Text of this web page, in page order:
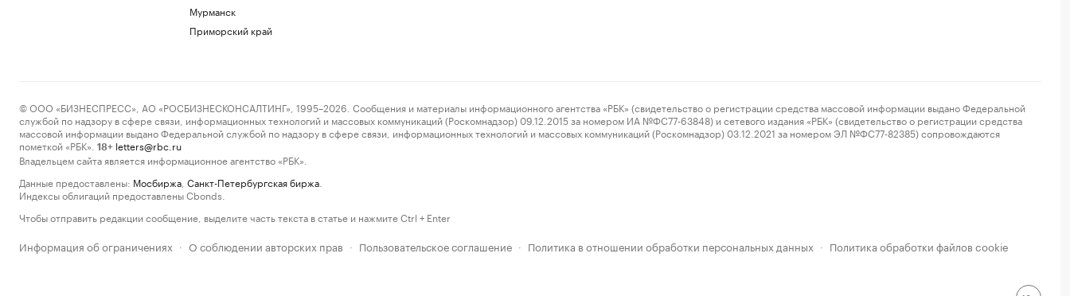
Мурманск
Приморский край
© ООО «БИЗНЕСПРЕСС», АО «РОСБИЗНЕСКОНСАЛТИНГ», 1995–2026. Сообщения и материалы информационного агентства «РБК» (свидетельство о регистрации средства массовой информации выдано Федеральной
службой по надзору в сфере связи, информационных технологий и массовых коммуникаций (Роскомнадзор) 09.12.2015 за номером ИА №ФС77-63848) и сетевого издания «РБК» (свидетельство о регистрации средства
массовой информации выдано Федеральной службой по надзору в сфере связи, информационных технологий и массовых коммуникаций (Роскомнадзор) 03.12.2021 за номером ЭЛ №ФС77-82385) сопровождаются
пометкой «РБК».
18+ letters@rbc.ru
Владельцем сайта является информационное агентство «РБК».
Данные предоставлены: Мосбиржа Санкт-Петербургская биржа
Индексы облигаций предоставлены Cbonds.
Чтобы отправить редакции сообщение, выделите часть текста в статье и нажмите Ctrl + Enter
Информация об ограничениях · О соблюдении авторских прав · Пользовательское соглашение · Политика в отношении обработки персональных данных · Политика обработки файлов cookie